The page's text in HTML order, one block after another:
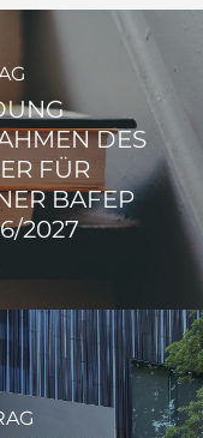
DES
FÜR
BAFEP
2027